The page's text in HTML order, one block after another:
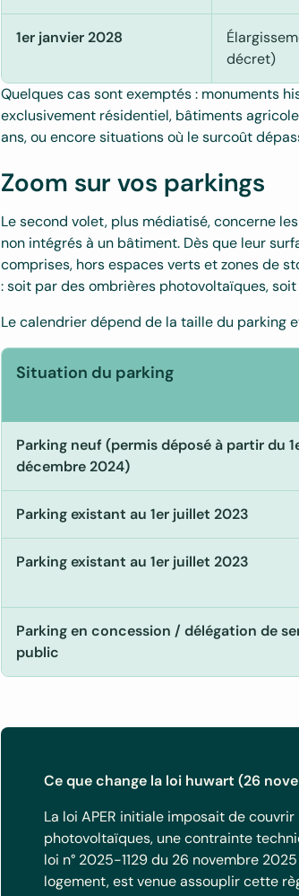
1er janvier 2028
décret)
Quelques cas sont exemptés : monuments
exclusivement résidentiel, bâtiments
ans, ou encore situations où le surcoût
Zoom sur vos parkings
Le second volet, plus médiatisé, concerne les
non intégrés à un bâtiment. Dès que leur
comprises, hors espaces verts et zones de
: soit par des ombrières photovoltaïques,
Le calendrier dépend de la taille du parking
Situation du parking
Parking neuf (permis déposé à partir du
décembre 2024)
Parking existant au 1er juillet 2023
Parking existant au 1er juillet 2023
Parking en concession / délégation de
public
Ce que change la loi huwart (26
La loi APER initiale imposait de
photovoltaïques, une contrainte
loi n° 2025-1129 du 26 novembre
logement, est venue assouplir cette